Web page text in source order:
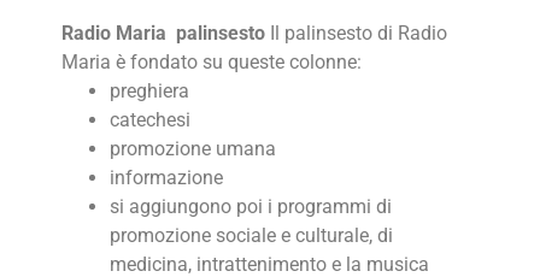
Radio Maria palinsesto Il palinsesto di Radio
Maria è fondato su queste colonne:
preghiera
catechesi
promozione umana
informazione
si aggiungono poi i programmi di
promozione sociale e culturale, di
medicina, intrattenimento e la musica